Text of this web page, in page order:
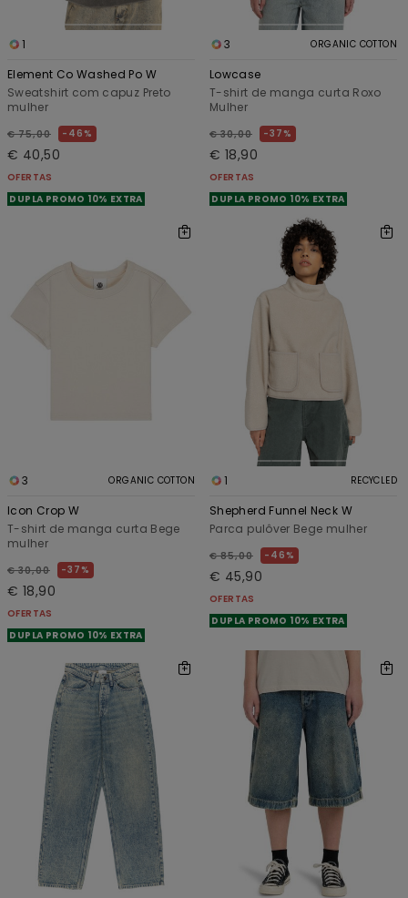
1
Element Co Washed Po W
Sweatshirt com capuz Preto
mulher
€ 75,00 46%
€ 40,50
OFERTAS
DUPLA PROMO 10% EXTRA
3 ORGANIC COTTON
Lowcase
T-shirt de manga curta Roxo
Mulher
€ 30,00 37%
€ 18,90
OFERTAS
DUPLA PROMO 10% EXTRA
3 ORGANIC COTTON
Icon Crop W
T-shirt de manga curta Bege
mulher
€ 30,00 37%
€ 18,90
OFERTAS
DUPLA PROMO 10% EXTRA
1 RECYCLED
Shepherd Funnel Neck W
Parca pulôver Bege mulher
€ 85,00 46%
€ 45,90
OFERTAS
DUPLA PROMO 10% EXTRA